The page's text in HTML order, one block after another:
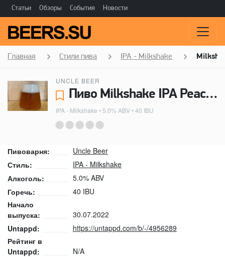
Статьи Обзоры События Новости
Главная Стили пива IPA - Milkshake
UNCLE BEER
Пиво Milkshake IPA Peach - Uncle Beer
IPA - Milkshake • 5.0% ABV • 40 IBU
Пивоварня:
Uncle Beer
Стиль:
IPA - Milkshake
Алкоголь:
5.0% ABV
Горечь:
40 IBU
Начало
выпуска:
30.07.2022
Untappd:
https://untappd.com/b/-/4956289
Рейтинг в
Untappd:
N/A